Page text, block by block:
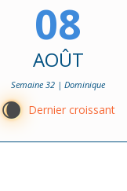
08
AOÛT
Semaine 32 | Dominique
W Dernier croissant